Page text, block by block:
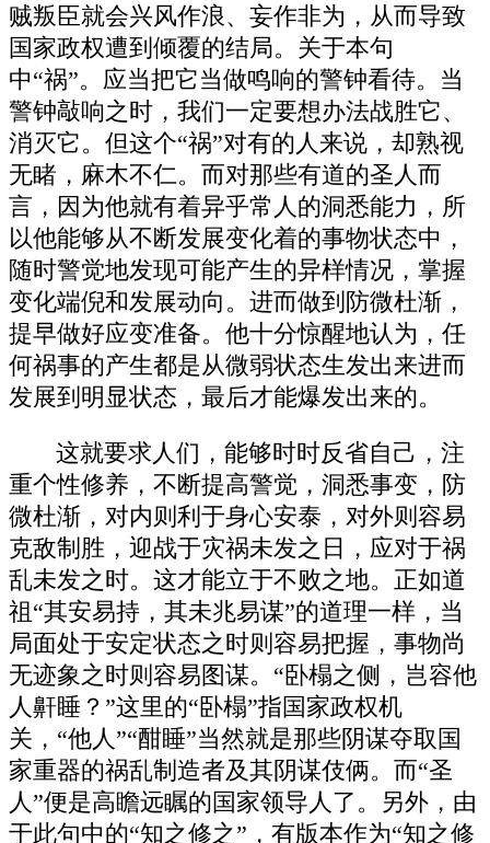
贼叛臣就会兴风作浪、妄作非为，从而导致
国家政权遭到倾覆的结局。关于本句
中“祸”。应当把它当做鸣响的警钟看待。当
警钟敲响之时，我们一定要想办法战胜它、
消灭它。但这个“祸”对有的人来说，却熟视
无睹，麻木不仁。而对那些有道的圣人而
言，因为他就有着异乎常人的洞悉能力，所
以他能够从不断发展变化着的事物状态中，
随时警觉地发现可能产生的异样情况，掌握
变化端倪和发展动向。进而做到防微杜渐，
提早做好应变准备。他十分惊醒地认为，任
何祸事的产生都是从微弱状态生发出来进而
发展到明显状态，最后才能爆发出来的。
这就要求人们，能够时时反省自己，注
重个性修养，不断提高警觉，洞悉事变，防
微杜渐，对内则利于身心安泰，对外则容易
克敌制胜，迎战于灾祸未发之日，应对于祸
乱未发之时。这才能立于不败之地。正如道
祖“其安易持，其未兆易谋”的道理一样，当
局面处于安定状态之时则容易把握，事物尚
无迹象之时则容易图谋。“卧榻之侧，岂容他
人鼾睡？”这里的“卧榻”指国家政权机
关，“他人”“酣睡”当然就是那些阴谋夺取国
家重器的祸乱制造者及其阴谋伎俩。而“圣
人”便是高瞻远瞩的国家领导人了。另外，由
于此句中的“知之修之”，有版本作为“知之修